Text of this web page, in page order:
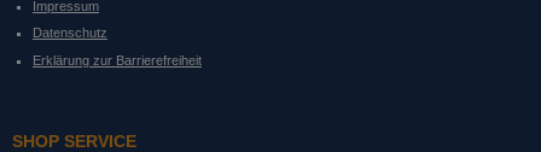
Impressum
Datenschutz
Erklärung zur Barrierefreiheit
SHOP SERVICE